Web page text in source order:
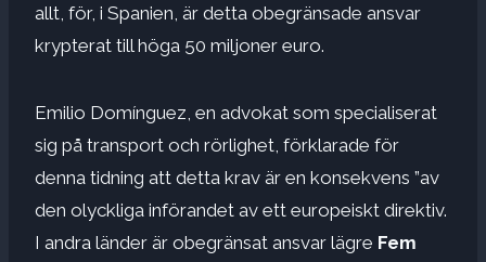
allt, för, i Spanien, är detta obegränsade ansvar
krypterat till höga 50 miljoner euro.
Emilio Domínguez, en advokat som specialiserat
sig på transport och rörlighet, förklarade för
denna tidning att detta krav är en konsekvens ”av
den olyckliga införandet av ett europeiskt direktiv.
I andra länder är obegränsat ansvar lägre Fem